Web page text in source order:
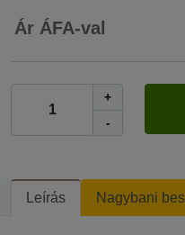
Ár ÁFA-val
+
-
Leírás Nagybani